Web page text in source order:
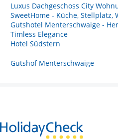
Luxus Dachgeschoss City
SweetHome - Küche, Stellplatz,
Gutshotel Menterschwaige -
Timless Elegance
Hotel Südstern
Gutshof Menterschwaige